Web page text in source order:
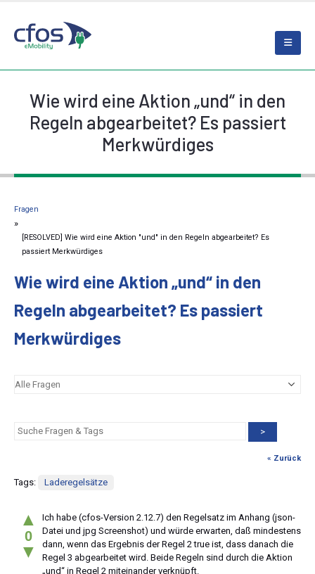
Wie wird eine Aktion „und“ in den
Regeln abgearbeitet? Es passiert
Merkwürdiges
Fragen
[RESOLVED] Wie wird eine Aktion "und" in den Regeln abgearbeitet? Es
passiert Merkwürdiges
Wie wird eine Aktion „und“ in den
Regeln abgearbeitet? Es passiert
Merkwürdiges
>
« Zurück
Tags: Laderegelsätze
▲
0
▼
Ich habe (cfos-Version 2.12.7) den Regelsatz im Anhang (json-
Datei und jpg Screenshot) und würde erwarten, daß mindestens
dann, wenn das Ergebnis der Regel 2 true ist, dass danach die
Regel 3 abgearbeitet wird. Beide Regeln sind durch die Aktion
„und“ in Regel 2 miteinander verknüpft.